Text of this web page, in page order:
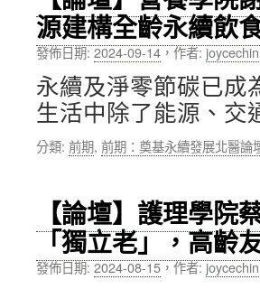
未
來
中
源建構全齡永續飲
發佈日期:2024-09-14，作者: joycechin
永續及淨零節碳已成
生活中除了能源、
分類: 前期, 前期：奠基永續發展北醫論
【論壇】護理學院
「獨立老」，高齡
發佈日期:2024-08-15，作者: joycechin